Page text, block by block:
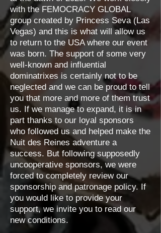
with the FEMOCRACY GLOBAL
group created by Princess Seva (Las
Vegas) and this is what will allow us
to return to the USA where our event
was born. The support of some very
well-known and influential
dominatrixes is certainly not to be
neglected and we can be proud to tell
you that more and more of them trust
us. If we manage to expand, it is in
part thanks to our loyal sponsors
who followed us and helped make the
Nuit des Reines adventure a
success. But following supposedly
uncooperative sponsors, we were
forced to completely review our
sponsorship and patronage policy. If
you would like to provide your
support, we invite you to read our
new conditions.